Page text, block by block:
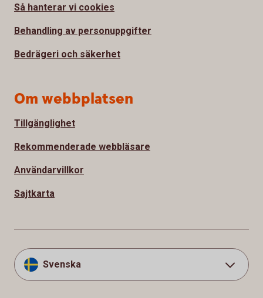
Så hanterar vi cookies
Behandling av personuppgifter
Bedrägeri och säkerhet
Om webbplatsen
Tillgänglighet
Rekommenderade webbläsare
Användarvillkor
Sajtkarta
Svenska